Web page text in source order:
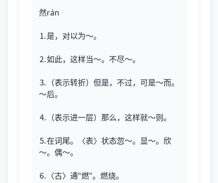
然rán
⒈是，对以为～。
⒉如此，这样当～。不尽～。
⒊（表示转折）但是，不过，可是～而。
～后。
⒋（表示进一层）那么，这样就～则。
⒌在词尾。〈表〉状态忽～。显～。欣
～。偶～。
⒍〈古〉通"燃"。燃烧。